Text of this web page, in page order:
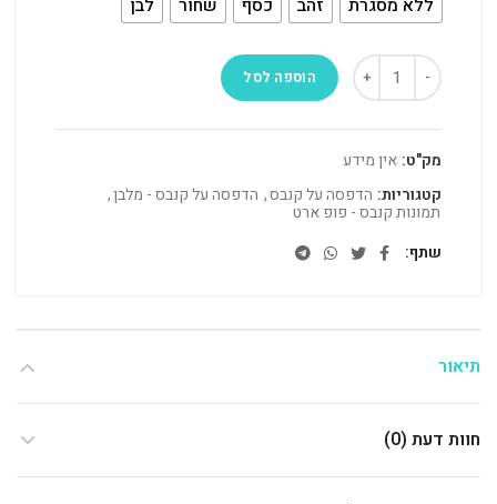
ללא מסגרת זהב כסף שחור לבן
הוספה לסל
מק"ט: אין מידע
קטגוריות: הדפסה על קנבס, הדפסה על קנבס - מלבן,
תמונות קנבס - פופ ארט
שתף
תיאור
חוות דעת (0)